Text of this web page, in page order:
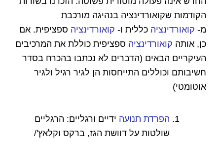
הקודמות שקואורדינציה בנהיגה מורכבת
מ- קואורדינציה כללית ו- קואורדינציה ספציפית. אם
כן, אותה קואורדינציה ספציפית כוללת את המרכיבים
העיקריים הבאים (הדברים לא נכתבו בהכרח בסדר
חשיבותם וכוללים התייחסות הן לגיר רגיל ולגיר
אוטומטי)
הפרדת תנועה ידיים ורגליים: הרגליים
שולטות על דוושת הגז, ברקס וקלאץ'/